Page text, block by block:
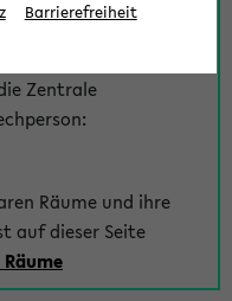
und vom eKVV
Zentrale
Räume und ihre
auf dieser Seite
Barrierefreiheit